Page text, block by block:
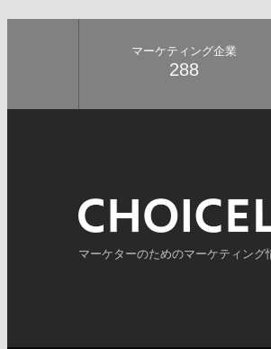
マーケティング企業
288
マーケターのためのマーケティング